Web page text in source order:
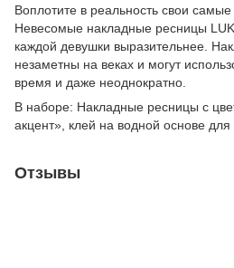
Воплотите в реальность свои
Невесомые накладные ресницы
каждой девушки выразительнее.
незаметны на веках и могут
время и даже неоднократно.
В наборе: Накладные ресницы с
акцент», клей на водной основе для
Отзывы